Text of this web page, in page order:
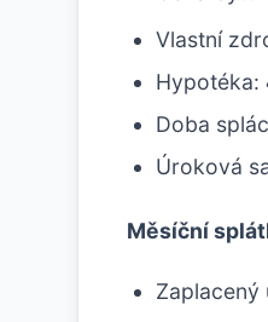
Vlastní
Hypotéka:
Doba
Úroková
Měsíční
Zaplacený